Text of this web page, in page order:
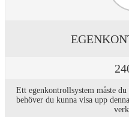
Ett egenkontrollsystem måste
behöver du kunna visa upp